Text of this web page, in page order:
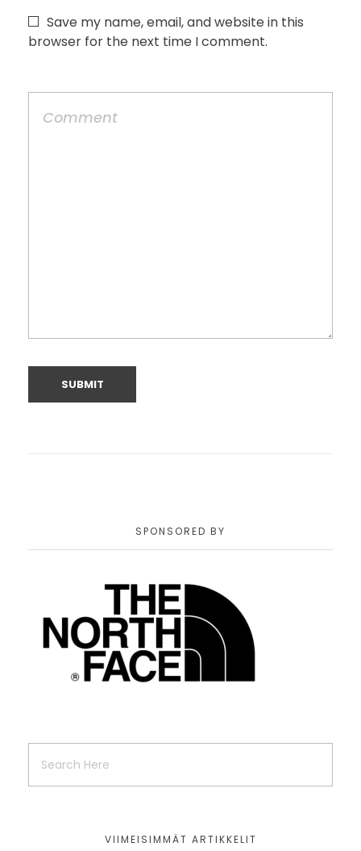
Save my name, email, and website in this
browser for the next time I comment.
SPONSORED BY
VIIMEISIMMÄT ARTIKKELIT